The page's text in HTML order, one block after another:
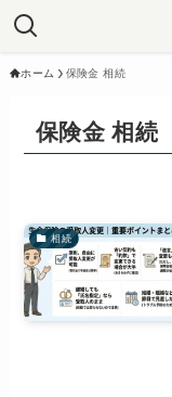
ホーム 保険金 相続
保険金 相続
相続